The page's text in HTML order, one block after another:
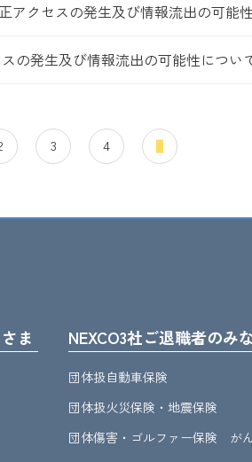
アクセスの発生及び情報流出の可能
の発生及び情報流出の可能性につい
3 4
ま NEXCO3社ご退職者のみ
団体扱自動車保険
団体扱火災保険・地震保険
団体傷害・ゴルファー保険 が